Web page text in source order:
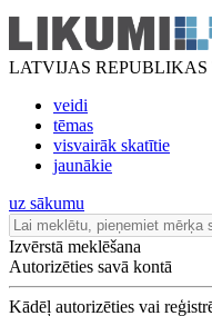
LATVIJAS
veidi
tēmas
visvairāk skatītie
jaunākie
uz sākumu
Izvērstā meklēšana
Autorizēties savā kontā
Kādēļ autorizēties vai